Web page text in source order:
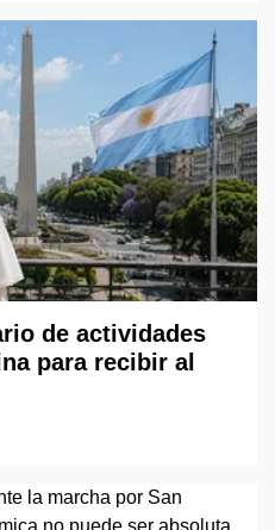
de actividades
para recibir al